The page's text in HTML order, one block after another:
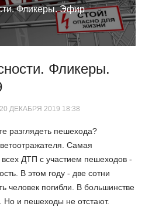
Фликеры. Эфир
Фликеры.
20 ДЕКАБРЯ 2019 18:38
разглядеть пешехода?
Самая
ДТП с участием пешеходов -
В этом году - две сотни
человек погибли. В большинстве
Но и пешеходы не отстают.